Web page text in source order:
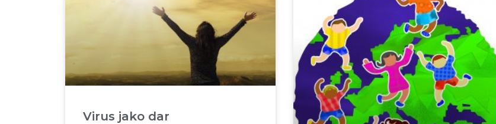
Virus jako dar